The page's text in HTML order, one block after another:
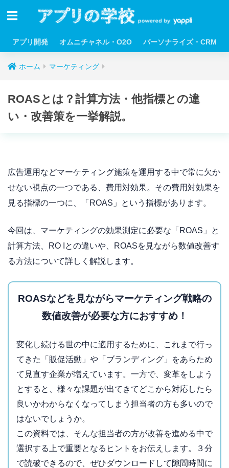
アプリ開発 オムニチャネル・O2O パーソナライズ・CRM
ホーム マーケティング
ROASとは？計算方法・他指標との違
い・改善策を一挙解説。
広告運用などマーケティング施策を運用する中で常に欠か
せない視点の一つである、費用対効果。その費用対効果を
見る指標の一つに、「ROAS」という指標があります。
今回は、マーケティングの効果測定に必要な「ROAS」と
計算方法、RO Iとの違いや、ROASを見ながら数値改善す
る方法について詳しく解説します。
ROASなどを見ながらマーケティング戦略の
数値改善が必要な方におすすめ！
変化し続ける世の中に適用するために、これまで行っ
てきた「販促活動」や「ブランディング」をあらため
て見直す企業が増えています。一方で、変革をしよう
とすると、様々な課題が出てきてどこから対応したら
良いかわからなくなってしまう担当者の方も多いので
はないでしょうか。
この資料では、そんな担当者の方が改善を進める中で
選択する上で重要となるヒントをお伝えします。３分
で読破できるので、ぜひダウンロードして隙間時間に